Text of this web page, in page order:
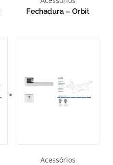
Fechadura – Orbit
Acessórios